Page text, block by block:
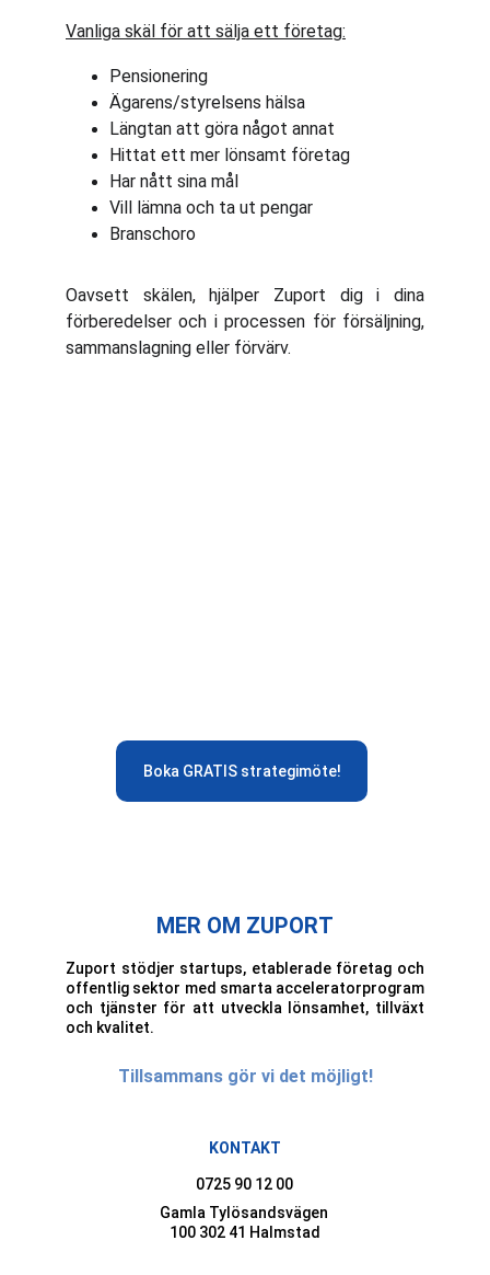
Vanliga skäl för att sälja ett företag:
Pensionering
Ägarens/styrelsens hälsa
Längtan att göra något annat
Hittat ett mer lönsamt företag
Har nått sina mål
Vill lämna och ta ut pengar
Branschoro
Oavsett skälen, hjälper Zuport dig i dina
förberedelser och i processen för försäljning,
sammanslagning eller förvärv.
Boka GRATIS strategimöte!
MER OM ZUPORT
Zuport stödjer startups, etablerade företag och
offentlig sektor med smarta acceleratorprogram
och tjänster för att utveckla lönsamhet, tillväxt
och kvalitet.
KONTAKT
Gamla Tylösandsvägen
100 302 41 Halmstad
0725 90 12 00
Tillsammans gör vi det möjligt!